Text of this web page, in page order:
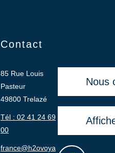
Contact
85 Rue Louis
Pasteur
49800 Trelazé
Tél : 02 41 24 69
00
france@h2ovoya
Nous